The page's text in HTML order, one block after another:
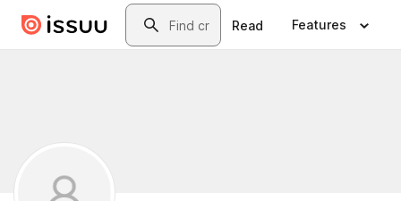
Skip to main contentSearch
Read Features